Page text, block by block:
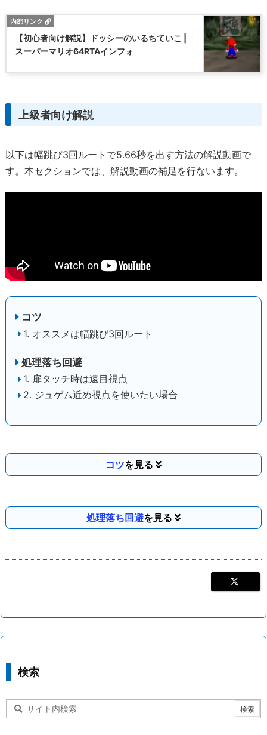
【初心者向け解説】ドッシーのいるちていこ |
スーパーマリオ64RTAインフォ
上級者向け解説
以下は幅跳び3回ルートで5.66秒を出す方法の解説動画で
す。本セクションでは、解説動画の補足を行ないます。
コツ
1. オススメは幅跳び3回ルート
処理落ち回避
1. 扉タッチ時は遠目視点
2. ジュゲム近め視点を使いたい場合
コツ
処理落ち回避
検索